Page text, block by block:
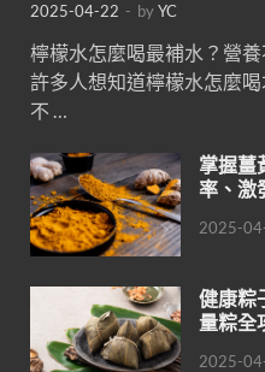
2025-04-22 - byYC
檸檬水怎麼喝最補水？營
許多人想知道檸檬水怎麼
不 …
掌握薑
率、激
2025-
健康粽
量粽全
2025-